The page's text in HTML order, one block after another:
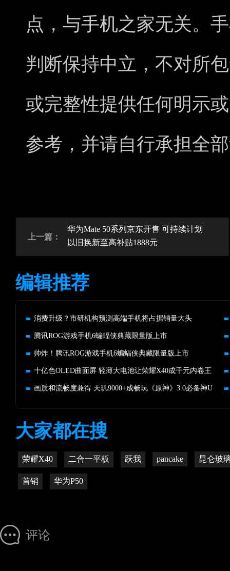
点，与手机之家无关。
判断保持中立，不对所
或完整性提供任何明示
参考，并请自行承担全
上一篇：
华为Mate 50系列京东开售 可持续计划
以旧换新至高补贴1888元
编辑推荐
消费升级？市研机构预测高端手机将占据销量大头
腾讯ROG游戏手机6蝙蝠侠典藏限量版上市
帅炸！腾讯ROG游戏手机6蝙蝠侠典藏限量版上市
十亿色OLED曲面屏 轻薄大电池让荣耀X40成千元内卷王
画质和流畅度兼得 天玑9000+成畅玩《原神》3.0必备神U
大家都在搜
荣耀X40 二合一平板 跃我 pancake 昆仑玻
首销 华为P50
评论